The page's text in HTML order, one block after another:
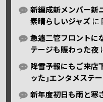
新編成新メンバー新
素晴らしいジャズ に
急遽二管フロントに
テージも賑わった夜
降雪予報にもご来店
ッた｣エンタメステ
新年度初日も雨と